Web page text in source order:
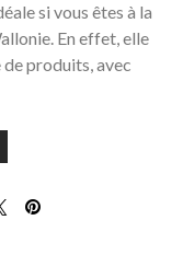
si vous êtes à la
En effet, elle
de produits, avec